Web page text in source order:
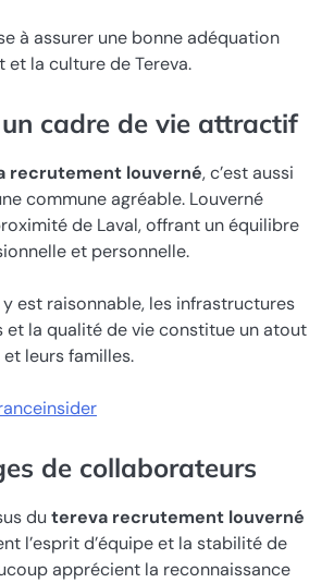
à assurer une bonne adéquation
la culture de Tereva.
cadre de vie attractif
recrutement louverné, c’est aussi
commune agréable. Louverné
de Laval, offrant un équilibre
et personnelle.
est raisonnable, les infrastructures
et la qualité de vie constitue un atout
leurs familles.
de collaborateurs
du tereva recrutement louverné
l’esprit d’équipe et la stabilité de
apprécient la reconnaissance